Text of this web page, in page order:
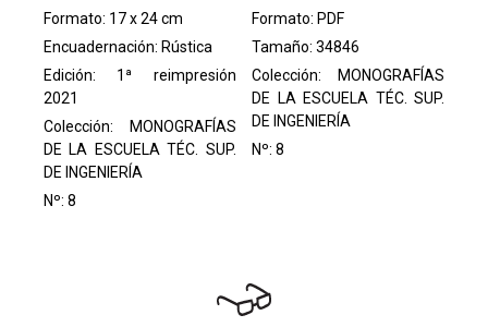
Formato: 17 x 24 cm
Encuadernación: Rústica
Edición: 1ª reimpresión
2021
Colección:
MONOGRAFÍAS
DE LA ESCUELA TÉC. SUP.
DE INGENIERÍA
Nº: 8
Formato: PDF
Tamaño: 34846
Colección:
MONOGRAFÍAS
DE LA ESCUELA TÉC. SUP.
DE INGENIERÍA
Nº: 8